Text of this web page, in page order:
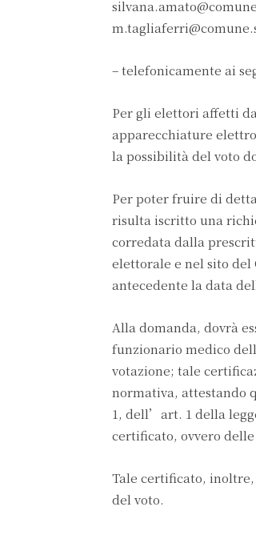
– telefonicamente ai
Per gli elettori affetti
apparecchiature
la possibilità del voto
Per poter fruire di
risulta iscritto una
corredata dalla
elettorale e nel sito del
antecedente la data
Alla domanda, dovrà
funzionario medico
votazione; tale
normativa, attestando
1, dell’art. 1 della
certificato, ovvero
Tale certificato,
del voto.